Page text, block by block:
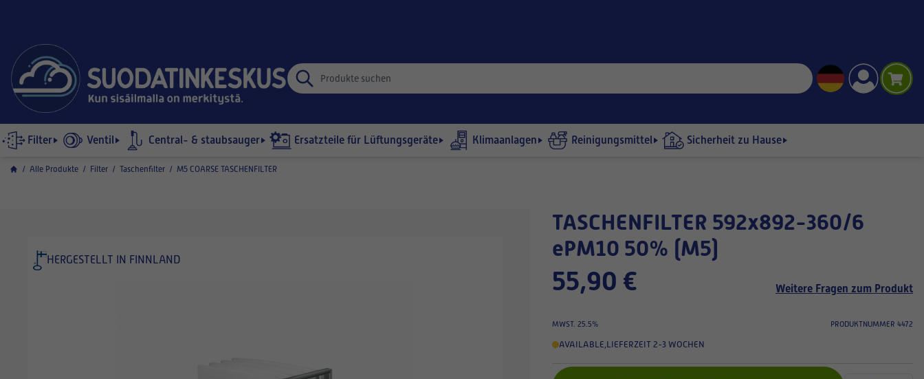
Filter Ventil Central- & staubsauger Ersatzteile für Lüftungsgeräte Klimaanlagen Reinigungsmittel Sicherheit zu Hause
/ Alle Produkte / Filter / Taschenfilter / M5 COARSE TASCHENFILTER
HERGESTELLT IN FINNLAND
TASCHENFILTER 592x892-360/6
ePM10 50% (M5)
55,90 € Weitere Fragen zum Produkt
MWST. 25.5% PRODUKTNUMMER 4472
AVAILABLE,LIEFERZEIT 2-3 WOCHEN